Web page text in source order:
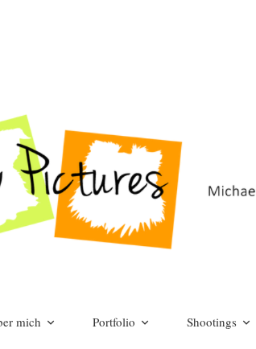
mich Portfolio Shootings